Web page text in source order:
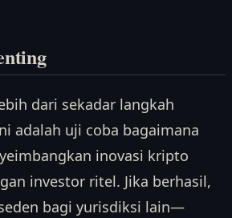
dari sekadar langkah
adalah uji coba bagaimana
inovasi kripto
investor ritel. Jika berhasil,
bagi yurisdiksi lain—